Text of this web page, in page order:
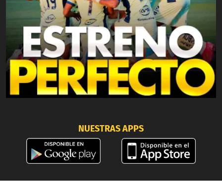
NUESTRAS APPS